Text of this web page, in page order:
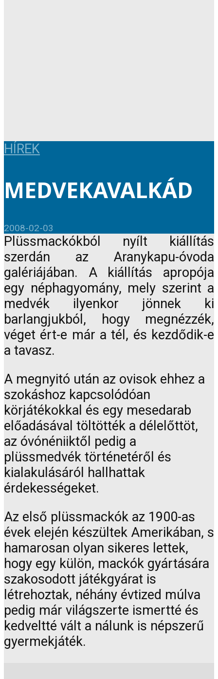
HÍREK
MEDVEKAVALKÁD
2008-02-03
Plüssmackókból nyílt kiállítás
szerdán az Aranykapu-óvoda
galériájában. A kiállítás apropója
egy néphagyomány, mely szerint a
medvék ilyenkor jönnek ki
barlangjukból, hogy megnézzék,
véget ért-e már a tél, és kezdődik-e
a tavasz.
A megnyitó után az ovisok ehhez a
szokáshoz kapcsolódóan
körjátékokkal és egy mesedarab
előadásával töltötték a délelőttöt,
az óvónéniiktől pedig a
plüssmedvék történetéről és
kialakulásáról hallhattak
érdekességeket.
Az első plüssmackók az 1900-as
évek elején készültek Amerikában, s
hamarosan olyan sikeres lettek,
hogy egy külön, mackók gyártására
szakosodott játékgyárat is
létrehoztak, néhány évtized múlva
pedig már világszerte ismertté és
kedveltté vált a nálunk is népszerű
gyermekjáték.